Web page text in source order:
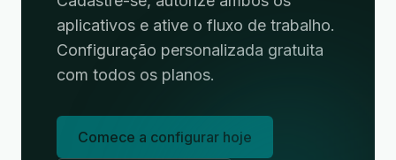
aplicativos e ative o fluxo de trabalho.
Configuração personalizada gratuita
com todos os planos.
Comece a configurar hoje